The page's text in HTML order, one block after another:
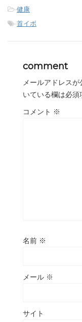
-健康
-首イボ
comment
メールアドレスが
いている欄は必須
コメント ※
名前 ※
メール ※
サイト